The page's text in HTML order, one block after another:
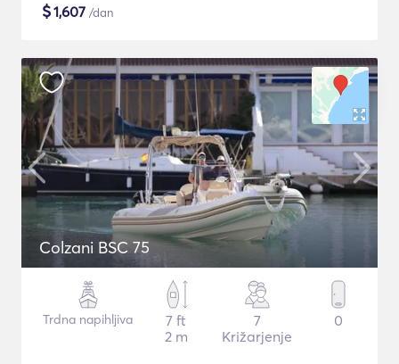
$1,607 /dan
Colzani BSC 75
Trdna napihljiva
7 ft
2 m
7
Križarjenje
0